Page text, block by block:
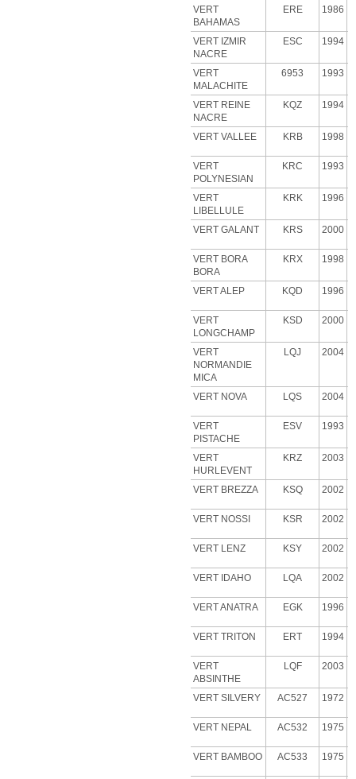
VERT
BAHAMAS
ERE 1986
VERT IZMIR
NACRE
ESC 1994
VERT
MALACHITE
6953 1993
VERT REINE
NACRE
KQZ 1994
VERT VALLEE KRB 1998
VERT
POLYNESIAN
KRC 1993
VERT
LIBELLULE
KRK 1996
VERT GALANT KRS 2000
VERT BORA
BORA
KRX 1998
VERT ALEP KQD 1996
VERT
LONGCHAMP
KSD 2000
VERT
NORMANDIE
MICA
LQJ 2004
VERT NOVA LQS 2004
VERT
PISTACHE
ESV 1993
VERT
HURLEVENT
KRZ 2003
VERT BREZZA KSQ 2002
VERT NOSSI KSR 2002
VERT LENZ KSY 2002
VERT IDAHO LQA 2002
VERT ANATRA EGK 1996
VERT TRITON ERT 1994
VERT
ABSINTHE
LQF 2003
VERT SILVERY AC527 1972
VERT NEPAL AC532 1975
VERT BAMBOO AC533 1975